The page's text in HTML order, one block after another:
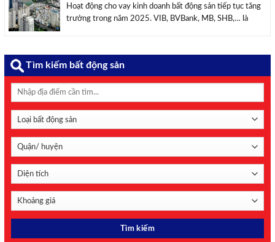
Hoạt động cho vay kinh doanh bất động sản tiếp tục tăng
trưởng trong năm 2025. VIB, BVBank, MB, SHB,… là
quý ...
Tìm kiếm bất động sản